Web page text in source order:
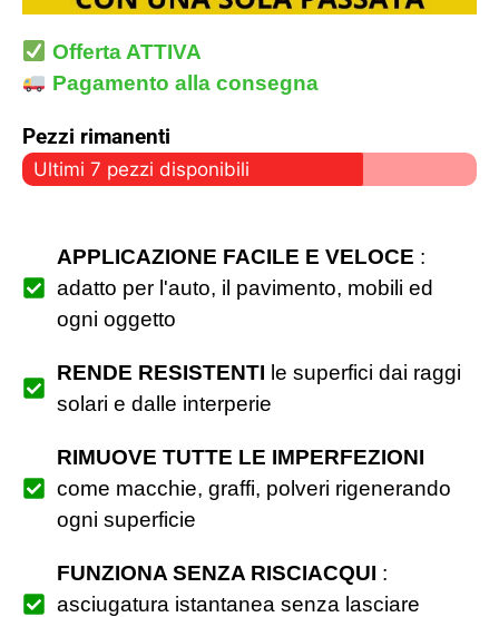
Offerta ATTIVA
Pagamento alla consegna
Pezzi rimanenti
Ultimi 7 pezzi disponibili
APPLICAZIONE FACILE E VELOCE :
adatto per l'auto, il pavimento, mobili ed
ogni oggetto
RENDE RESISTENTI le superfici dai raggi
solari e dalle interperie
RIMUOVE TUTTE LE IMPERFEZIONI
come macchie, graffi, polveri rigenerando
ogni superficie
FUNZIONA SENZA RISCIACQUI :
asciugatura istantanea senza lasciare